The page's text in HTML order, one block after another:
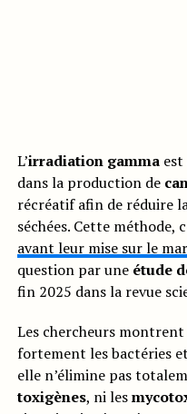
L’irradiation gammaest
dans la production de
récréatif afin de réduire
séchées. Cette méthode,
avant leur mise sur le
question par une étude
fin 2025 dans la revue
Les chercheurs
fortement les bactéries
elle n’élimine pas
toxigènes, ni les